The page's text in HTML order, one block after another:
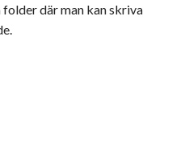
där man kan skriva